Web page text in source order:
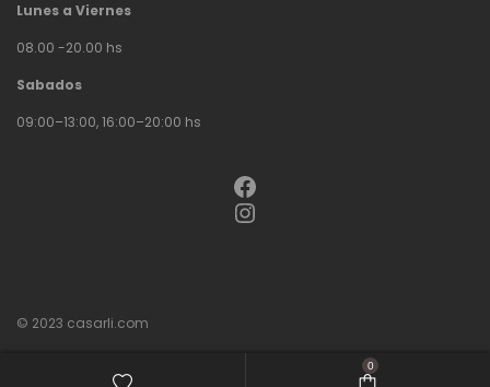
Lunes a Viernes
08.00 -20.00 hs
Sabados
09:00–13:00, 16:00–20:00 hs
Facebook
Instagram
© 2023 casarli.com
0